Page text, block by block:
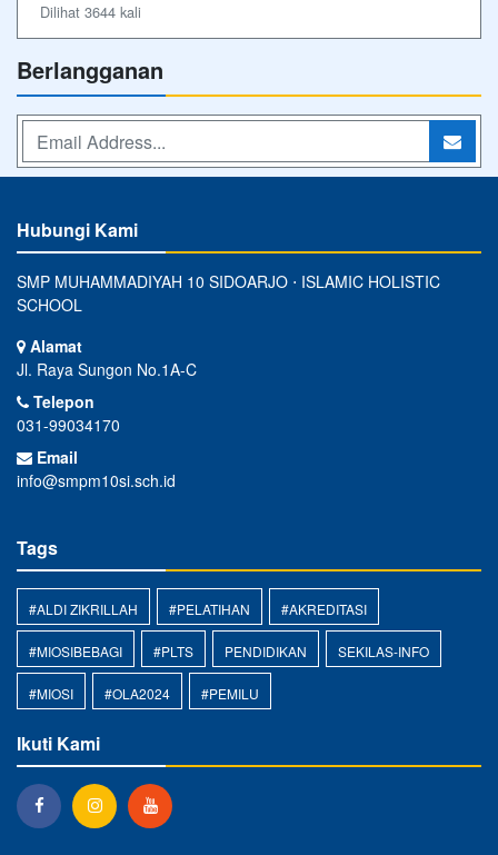
Dilihat 3644 kali
Berlangganan
Hubungi Kami
SMP MUHAMMADIYAH 10 SIDOARJO ⋅ ISLAMIC HOLISTIC
SCHOOL
Alamat
Jl. Raya Sungon No.1A-C
Telepon
031-99034170
Email
info@smpm10si.sch.id
Tags
#ALDI ZIKRILLAH #PELATIHAN #AKREDITASI
#MIOSIBEBAGI #PLTS PENDIDIKAN SEKILAS-INFO
#MIOSI #OLA2024 #PEMILU
Ikuti Kami